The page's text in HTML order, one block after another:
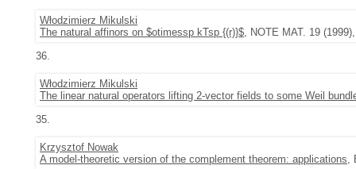
Włodzimierz Mikulski
The natural affinors on $otimessp kTsp {(r)}$, NOTE MAT. 19
36.
Włodzimierz Mikulski
The linear natural operators lifting 2-vector fields to some Weil
35.
Krzysztof Nowak
A model-theoretic version of the complement theorem: applications,